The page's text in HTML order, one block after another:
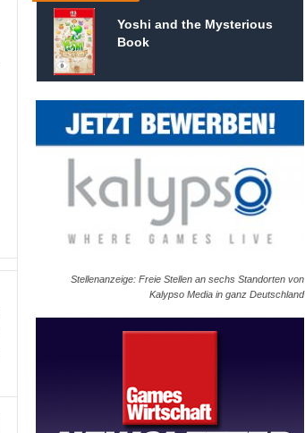
Yoshi and the Mysterious
Book
Stellenanzeige: Freie Stellen an sechs Standorten von
Kalypso Media in ganz Deutschland